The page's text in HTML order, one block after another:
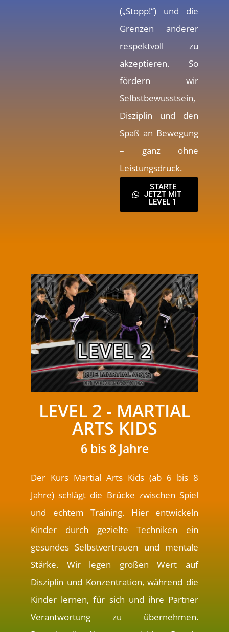
(„Stopp!“) und die
Grenzen anderer
respektvoll zu
akzeptieren. So
fördern wir
Selbstbewusstsein,
Disziplin und den
Spaß an Bewegung
– ganz ohne
Leistungsdruck.
STARTE
JETZT MIT
LEVEL 1
LEVEL 2 - MARTIAL
ARTS KIDS
6 bis 8 Jahre
Der Kurs Martial Arts Kids (ab 6 bis 8
Jahre) schlägt die Brücke zwischen Spiel
und echtem Training. Hier entwickeln
Kinder durch gezielte Techniken ein
gesundes Selbstvertrauen und mentale
Stärke. Wir legen großen Wert auf
Disziplin und Konzentration, während die
Kinder lernen, für sich und ihre Partner
Verantwortung zu übernehmen.